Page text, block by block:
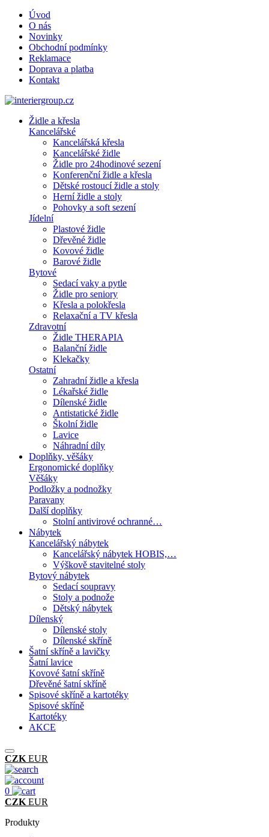
Úvod
O nás
Novinky
Obchodní podmínky
Reklamace
Doprava a platba
Kontakt
Židle a křesla
Kancelářské
Kancelářská křesla
Kancelářské židle
Židle pro 24hodinové sezení
Konferenční židle a křesla
Dětské rostoucí židle a stoly
Herní židle a stoly
Pohovky a soft sezení
Jídelní
Plastové židle
Dřevěné židle
Kovové židle
Barové židle
Bytové
Sedací vaky a pytle
Židle pro seniory
Křesla a polokřesla
Relaxační a TV křesla
Zdravotní
Židle THERAPIA
Balanční židle
Klekačky
Ostatní
Zahradní židle a křesla
Lékařské židle
Dílenské židle
Antistatické židle
Školní židle
Lavice
Náhradní díly
Doplňky, věšáky
Ergonomické doplňky
Věšáky
Podložky a podnožky
Paravany
Další doplňky
Stolní antivirové ochranné…
Nábytek
Kancelářský nábytek
Kancelářský nábytek HOBIS,…
Výškově stavitelné stoly
Bytový nábytek
Sedací soupravy
Stoly a podnože
Dětský nábytek
Dílenský
Dílenské stoly
Dílenské skříně
Šatní skříně a lavičky
Šatní lavice
Kovové šatní skříně
Dřevěné šatní skříně
Spisové skříně a kartotéky
Spisové skříně
Kartotéky
AKCE
CZK EUR
0
CZK EUR
Produkty